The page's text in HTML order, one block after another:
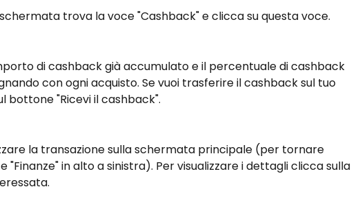
trova la voce "Cashback" e clicca su questa voce.
di cashback già accumulato e il percentuale di cashback
con ogni acquisto. Se vuoi trasferire il cashback sul tuo
bottone "Ricevi il cashback".
la transazione sulla schermata principale (per tornare
"Finanze" in alto a sinistra). Per visualizzare i dettagli clicca sulla